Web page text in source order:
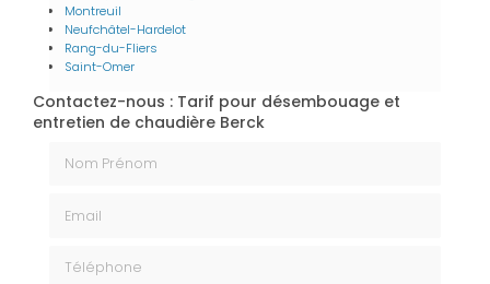
Montreuil
Neufchâtel-Hardelot
Rang-du-Fliers
Saint-Omer
Contactez-nous : Tarif pour désembouage et
entretien de chaudière Berck